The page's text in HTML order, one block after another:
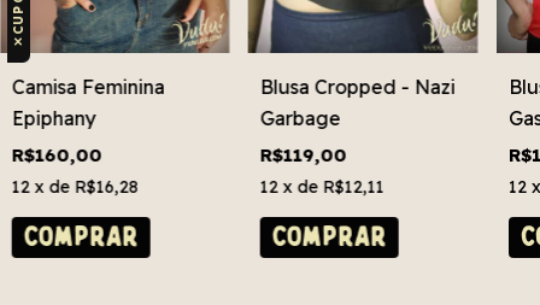
Camisa Feminina
Epiphany
R$160,00
12 x de R$16,28
COMPRAR
Blusa Cropped - Nazi
Garbage
R$119,00
12 x de R$12,11
COMPRAR
12
✕